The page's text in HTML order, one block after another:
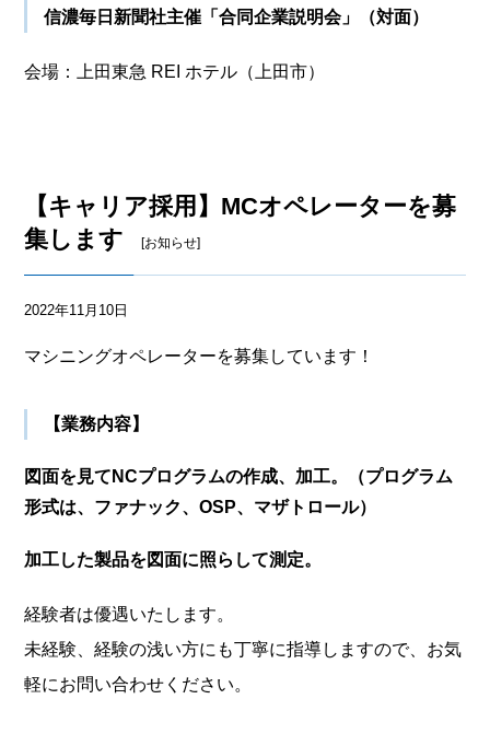
信濃毎日新聞社主催「合同企業説明会」（対面）
会場：上田東急 REI ホテル（上田市）
【キャリア採用】MCオペレーターを募
集します
[お知らせ]
2022年11月10日
マシニングオペレーターを募集しています！
【業務内容】
図面を見てNCプログラムの作成、加工。（プログラム
形式は、ファナック、OSP、マザトロール）
加工した製品を図面に照らして測定。
経験者は優遇いたします。
未経験、経験の浅い方にも丁寧に指導しますので、お気
軽にお問い合わせください。